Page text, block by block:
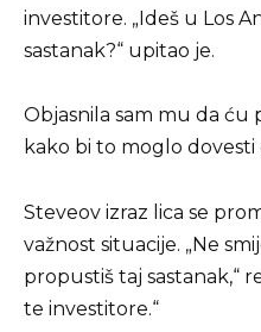
investitore. „Ideš u Los
sastanak?“ upitao je.
Objasnila sam mu da ću
kako bi to moglo
Steveov izraz lica se
važnost situacije. „Ne
propustiš taj sastanak,“
te investitore.“